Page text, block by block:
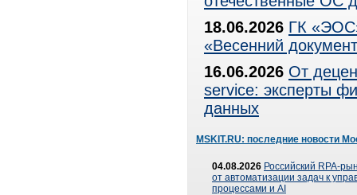
18.06.2026 ГК
«Весенний
16.06.2026 От
service: эксперты
данных
MSKIT.RU: последние новости
04.08.2026 Российский RPA-
от автоматизации задач к
процессами и AI